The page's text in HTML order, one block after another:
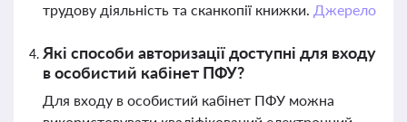
трудову діяльність та сканкопії книжки. Джерело
Які способи авторизації доступні для входу
в особистий кабінет ПФУ?
Для входу в особистий кабінет ПФУ можна